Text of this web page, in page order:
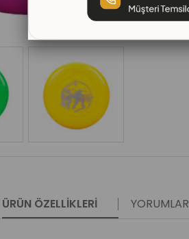
ÜRÜN ÖZELLIKLERI YORUMLAR